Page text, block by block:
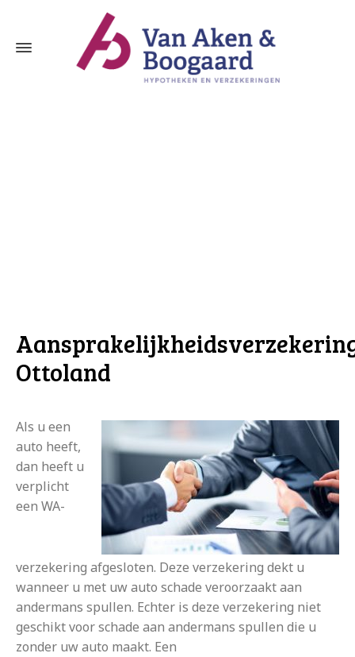
Ottoland
Als u een
auto heeft,
dan heeft u
verplicht
een WA-
verzekering afgesloten. Deze verzekering dekt u
wanneer u met uw auto schade veroorzaakt aan
andermans spullen. Echter is deze verzekering niet
geschikt voor schade aan andermans spullen die u
zonder uw auto maakt. Een